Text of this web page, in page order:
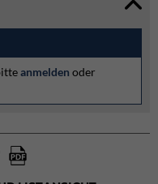
anmelden oder